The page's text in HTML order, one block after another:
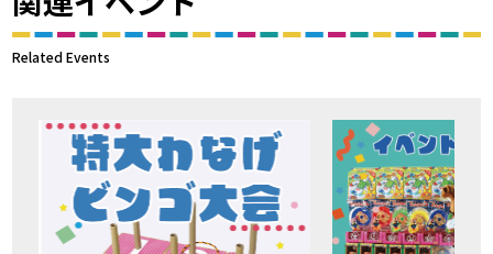
Related Events